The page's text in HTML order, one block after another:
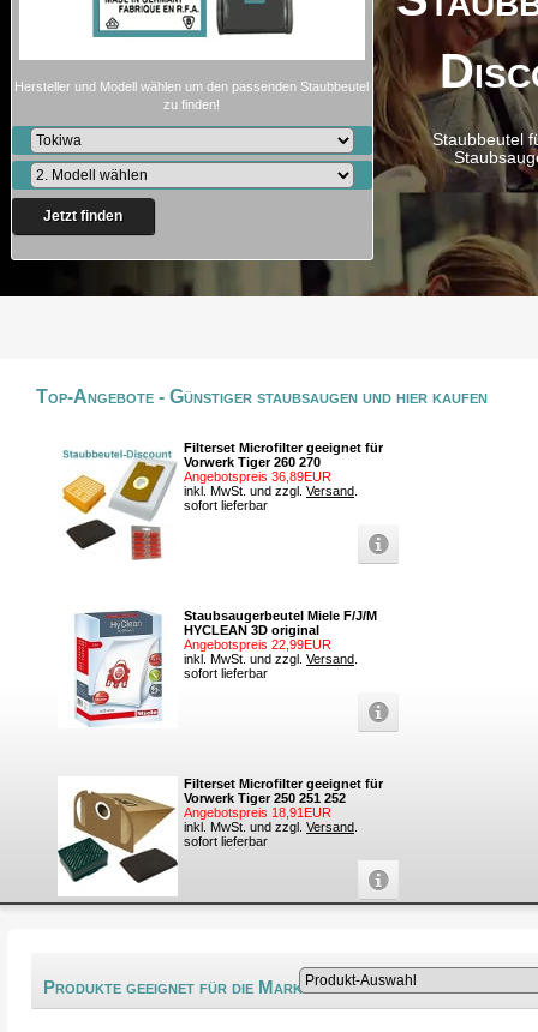
Staubbeutel
Hersteller und Modell wählen um den passenden Staubbeutel
zu finden!
Jetzt finden
Top-Angebote - Günstiger staubsaugen und hier kaufen
Filterset Microfilter geeignet für
Vorwerk Tiger 260 270
Angebotspreis 36,89EUR
inkl. MwSt. und zzgl. Versand
sofort lieferbar
Staubsaugerbeutel Miele F/J/M
HYCLEAN 3D original
Angebotspreis 22,99EUR
inkl. MwSt. und zzgl. Versand
sofort lieferbar
Filterset Microfilter geeignet für
Vorwerk Tiger 250 251 252
Angebotspreis 18,91EUR
inkl. MwSt. und zzgl. Versand
sofort lieferbar
Produkte geeignet für die Marke Tokiwa®